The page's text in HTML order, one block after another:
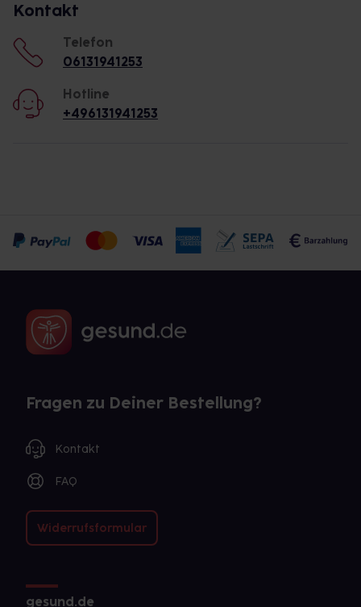
Kontakt
Telefon
06131941253
Hotline
+496131941253
Fragen zu Deiner Bestellung?
Kontakt
FAQ
Widerrufsformular
gesund.de